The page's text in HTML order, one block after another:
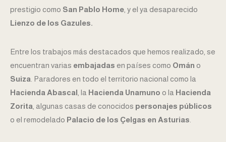
prestigio como San Pablo Home , y el ya desaparecido
Lienzo de los Gazules.
Entre los trabajos más destacados que hemos realizado, se
encuentran varias embajadas en países como Omán o
Suiza . Paradores en todo el territorio nacional como la
Hacienda Abascal , la Hacienda Unamuno o la Hacienda
Zorita , algunas casas de conocidos personajes públicos
o el remodelado Palacio de los Çelgas en Asturias